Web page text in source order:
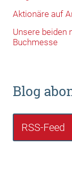
Aktionäre auf
Unsere beiden
Buchmesse
Blog
RSS-Feed